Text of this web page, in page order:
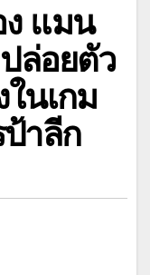
ง แมน
ล่อยตัว
นเกม
าลีก